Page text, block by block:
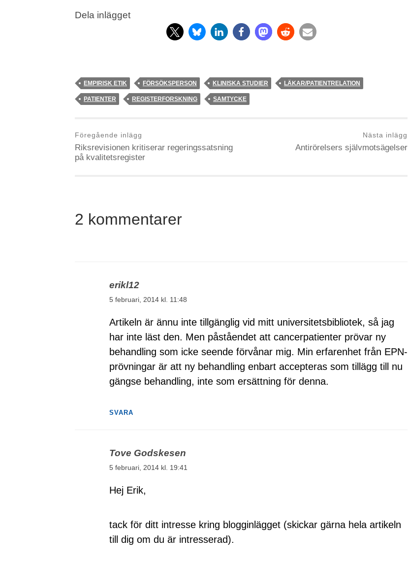
Dela inlägget
EMPIRISK ETIK FÖRSÖKSPERSON KLINISKA STUDIER LÄKAR/PATIENTRELATION
PATIENTER REGISTERFORSKNING SAMTYCKE
Föregående inlägg
Riksrevisionen kritiserar regeringssatsning
på kvalitetsregister
Nästa inlägg
Antirörelsers självmotsägelser
2 kommentarer
erikl12
5 februari, 2014 kl. 11:48
Artikeln är ännu inte tillgänglig vid mitt universitetsbibliotek, så jag
har inte läst den. Men påståendet att cancerpatienter prövar ny
behandling som icke seende förvånar mig. Min erfarenhet från EPN-
prövningar är att ny behandling enbart accepteras som tillägg till nu
gängse behandling, inte som ersättning för denna.
SVARA
Tove Godskesen
5 februari, 2014 kl. 19:41
Hej Erik,
tack för ditt intresse kring blogginlägget (skickar gärna hela artikeln
till dig om du är intresserad).